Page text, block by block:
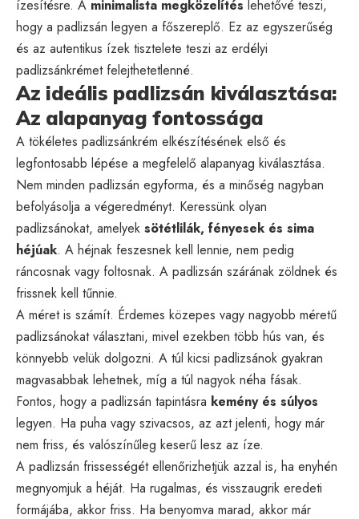
ízesítésre. A minimalista megközelítés lehetővé teszi,
hogy a padlizsán legyen a főszereplő. Ez az egyszerűség
és az autentikus ízek tisztelete teszi az erdélyi
padlizsánkrémet felejthetetlenné.
Az ideális padlizsán kiválasztása:
Az alapanyag fontossága
A tökéletes padlizsánkrém elkészítésének első és
legfontosabb lépése a megfelelő alapanyag kiválasztása.
Nem minden padlizsán egyforma, és a minőség nagyban
befolyásolja a végeredményt. Keressünk olyan
padlizsánokat, amelyek sötétlilák, fényesek és sima
héjúak. A héjnak feszesnek kell lennie, nem pedig
ráncosnak vagy foltosnak. A padlizsán szárának zöldnek és
frissnek kell tűnnie.
A méret is számít. Érdemes közepes vagy nagyobb méretű
padlizsánokat választani, mivel ezekben több hús van, és
könnyebb velük dolgozni. A túl kicsi padlizsánok gyakran
magvasabbak lehetnek, míg a túl nagyok néha fásak.
Fontos, hogy a padlizsán tapintásra kemény és súlyos
legyen. Ha puha vagy szivacsos, az azt jelenti, hogy már
nem friss, és valószínűleg keserű lesz az íze.
A padlizsán frissességét ellenőrizhetjük azzal is, ha enyhén
megnyomjuk a héját. Ha rugalmas, és visszaugrik eredeti
formájába, akkor friss. Ha benyomva marad, akkor már